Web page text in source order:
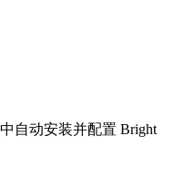
自动安装并配置 Bright